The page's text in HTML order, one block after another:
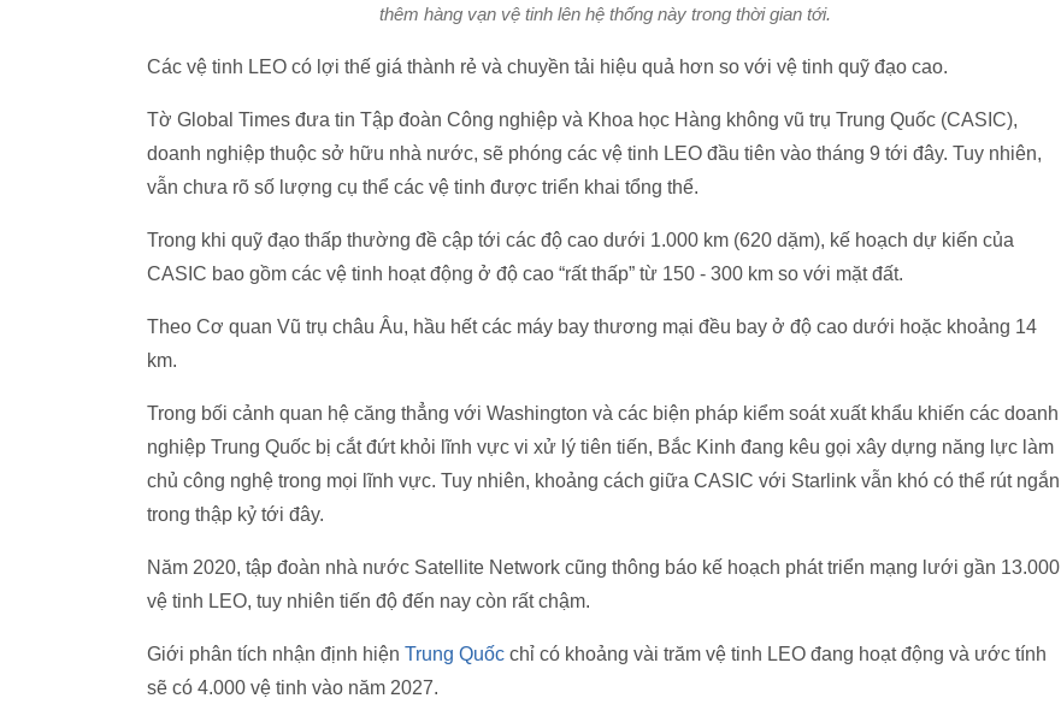
thêm hàng vạn vệ tinh lên hệ thống này trong thời gian tới.
Các vệ tinh LEO có lợi thế giá thành rẻ và chuyền tải hiệu quả hơn so với vệ tinh quỹ đạo cao.
Tờ Global Times đưa tin Tập đoàn Công nghiệp và Khoa học Hàng không vũ trụ Trung Quốc (CASIC),
doanh nghiệp thuộc sở hữu nhà nước, sẽ phóng các vệ tinh LEO đầu tiên vào tháng 9 tới đây. Tuy nhiên,
vẫn chưa rõ số lượng cụ thể các vệ tinh được triển khai tổng thể.
Trong khi quỹ đạo thấp thường đề cập tới các độ cao dưới 1.000 km (620 dặm), kế hoạch dự kiến của
CASIC bao gồm các vệ tinh hoạt động ở độ cao “rất thấp” từ 150 - 300 km so với mặt đất.
Theo Cơ quan Vũ trụ châu Âu, hầu hết các máy bay thương mại đều bay ở độ cao dưới hoặc khoảng 14
km.
Trong bối cảnh quan hệ căng thẳng với Washington và các biện pháp kiểm soát xuất khẩu khiến các doanh
nghiệp Trung Quốc bị cắt đứt khỏi lĩnh vực vi xử lý tiên tiến, Bắc Kinh đang kêu gọi xây dựng năng lực làm
chủ công nghệ trong mọi lĩnh vực. Tuy nhiên, khoảng cách giữa CASIC với Starlink vẫn khó có thể rút ngắn
trong thập kỷ tới đây.
Năm 2020, tập đoàn nhà nước Satellite Network cũng thông báo kế hoạch phát triển mạng lưới gần 13.000
vệ tinh LEO, tuy nhiên tiến độ đến nay còn rất chậm.
Giới phân tích nhận định hiện Trung Quốc chỉ có khoảng vài trăm vệ tinh LEO đang hoạt động và ước tính
sẽ có 4.000 vệ tinh vào năm 2027.